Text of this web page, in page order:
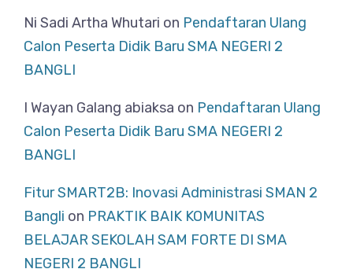
Ni Sadi Artha Whutari on Pendaftaran Ulang
Calon Peserta Didik Baru SMA NEGERI 2
BANGLI
I Wayan Galang abiaksa on Pendaftaran Ulang
Calon Peserta Didik Baru SMA NEGERI 2
BANGLI
Fitur SMART2B: Inovasi Administrasi SMAN 2
Bangli on PRAKTIK BAIK KOMUNITAS
BELAJAR SEKOLAH SAM FORTE DI SMA
NEGERI 2 BANGLI